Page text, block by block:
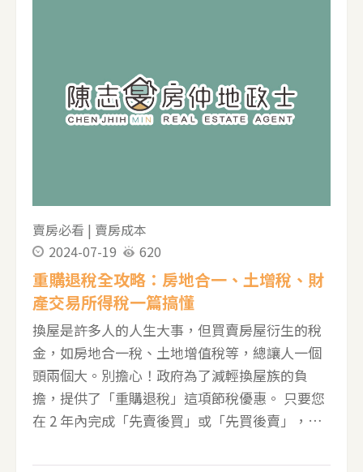
的家具、家電或裝飾品，則普遍不被接受。 裝潢
成本認列項目總表 為了讓您更清楚地了解哪些裝
潢支出可以節稅，哪些不行，我們將各項常見的
板重作 玻璃窗、鋁窗、鐵窗、外推曬衣架 水電與
衛浴 水電管線更新、管線明設
賣房必看 | 賣房成本
2024-07-19
620
重購退稅全攻略：房地合一、土增稅、財
產交易所得稅一篇搞懂
換屋是許多人的人生大事，但買賣房屋衍生的稅
金，如房地合一稅、土地增值稅等，總讓人一個
頭兩個大。別擔心！政府為了減輕換屋族的負
擔，提供了「重購退稅」這項節稅優惠。 只要您
在 2 年內完成「先賣後買」或「先買後賣」，並
已繳納的稅款！這篇文章將帶您一次搞懂三種主